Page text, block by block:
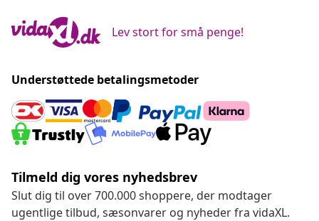
Lev stort for små penge!
Understøttede betalingsmetoder
Tilmeld dig vores nyhedsbrev
Slut dig til over 700.000 shoppere, der modtager
ugentlige tilbud, sæsonvarer og nyheder fra vidaXL.